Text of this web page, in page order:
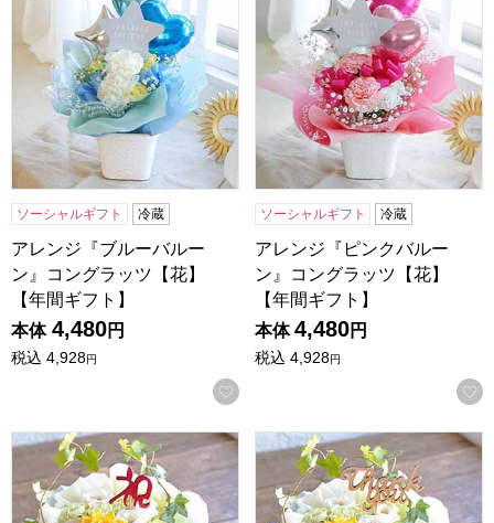
ソーシャルギフト 冷蔵
アレンジ『ブルーバルー
ン』コングラッツ【花】
【年間ギフト】
本体 4,480円
税込 4,928円
お気に入りに登録する
ソーシャルギフト 冷蔵
アレンジ『ピンクバルー
ン』コングラッツ【花】
【年間ギフト】
本体 4,480円
税込 4,928円
アレンジ「フラワーホイップ」（イエロー・祝）”ハンカチ
アレンジ「フラワーホイップ